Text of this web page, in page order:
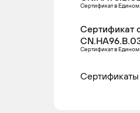
Сертификат в Едином
Сертификат
Сертификат в Едином
Сертификаты